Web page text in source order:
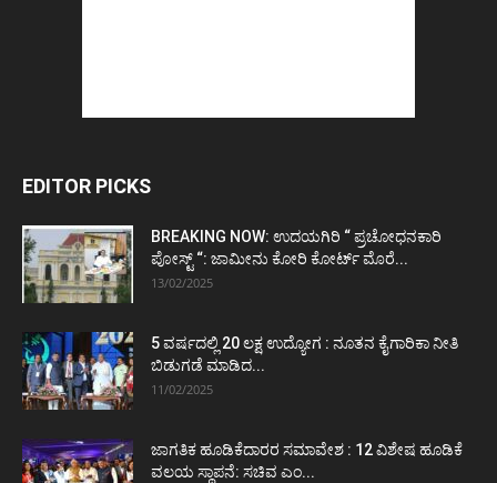
EDITOR PICKS
BREAKING NOW: ಉದಯಗಿರಿ “ ಪ್ರಚೋಧನಕಾರಿ
ಪೋಸ್ಟ್‌ “: ಜಾಮೀನು ಕೋರಿ ಕೋರ್ಟ್‌ ಮೊರೆ...
13/02/2025
5 ವರ್ಷದಲ್ಲಿ 20 ಲಕ್ಷ ಉದ್ಯೋಗ : ನೂತನ ಕೈಗಾರಿಕಾ ನೀತಿ
ಬಿಡುಗಡೆ ಮಾಡಿದ...
11/02/2025
ಜಾಗತಿಕ ಹೂಡಿಕೆದಾರರ ಸಮಾವೇಶ : 12 ವಿಶೇಷ ಹೂಡಿಕೆ
ವಲಯ ಸ್ಥಾಪನೆ: ಸಚಿವ ಎಂ...